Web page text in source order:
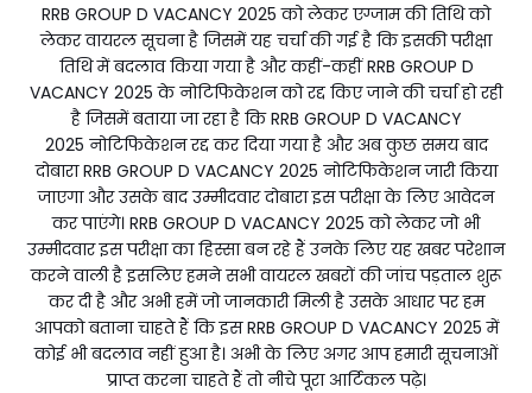
RRB GROUP D VACANCY 2025 को लेकर एग्जाम की तिथि को
लेकर वायरल सूचना है जिसमें यह चर्चा की गई है कि इसकी परीक्षा
तिथि में बदलाव किया गया है और कहीं-कहीं RRB GROUP D
VACANCY 2025 के नोटिफिकेशन को रद्द किए जाने की चर्चा हो रही
है जिसमें बताया जा रहा है कि RRB GROUP D VACANCY
2025 नोटिफिकेशन रद्द कर दिया गया है और अब कुछ समय बाद
दोबारा RRB GROUP D VACANCY 2025 नोटिफिकेशन जारी किया
जाएगा और उसके बाद उम्मीदवार दोबारा इस परीक्षा के लिए आवेदन
कर पाएंगे। RRB GROUP D VACANCY 2025 को लेकर जो भी
उम्मीदवार इस परीक्षा का हिस्सा बन रहे हैं उनके लिए यह खबर परेशान
करने वाली है इसलिए हमने सभी वायरल खबरों की जांच पड़ताल शुरू
कर दी है और अभी हमें जो जानकारी मिली है उसके आधार पर हम
आपको बताना चाहते हैं कि इस RRB GROUP D VACANCY 2025 में
कोई भी बदलाव नहीं हुआ है। अभी के लिए अगर आप हमारी सूचनाओं
प्राप्त करना चाहते हैं तो नीचे पूरा आर्टिकल पढ़े।